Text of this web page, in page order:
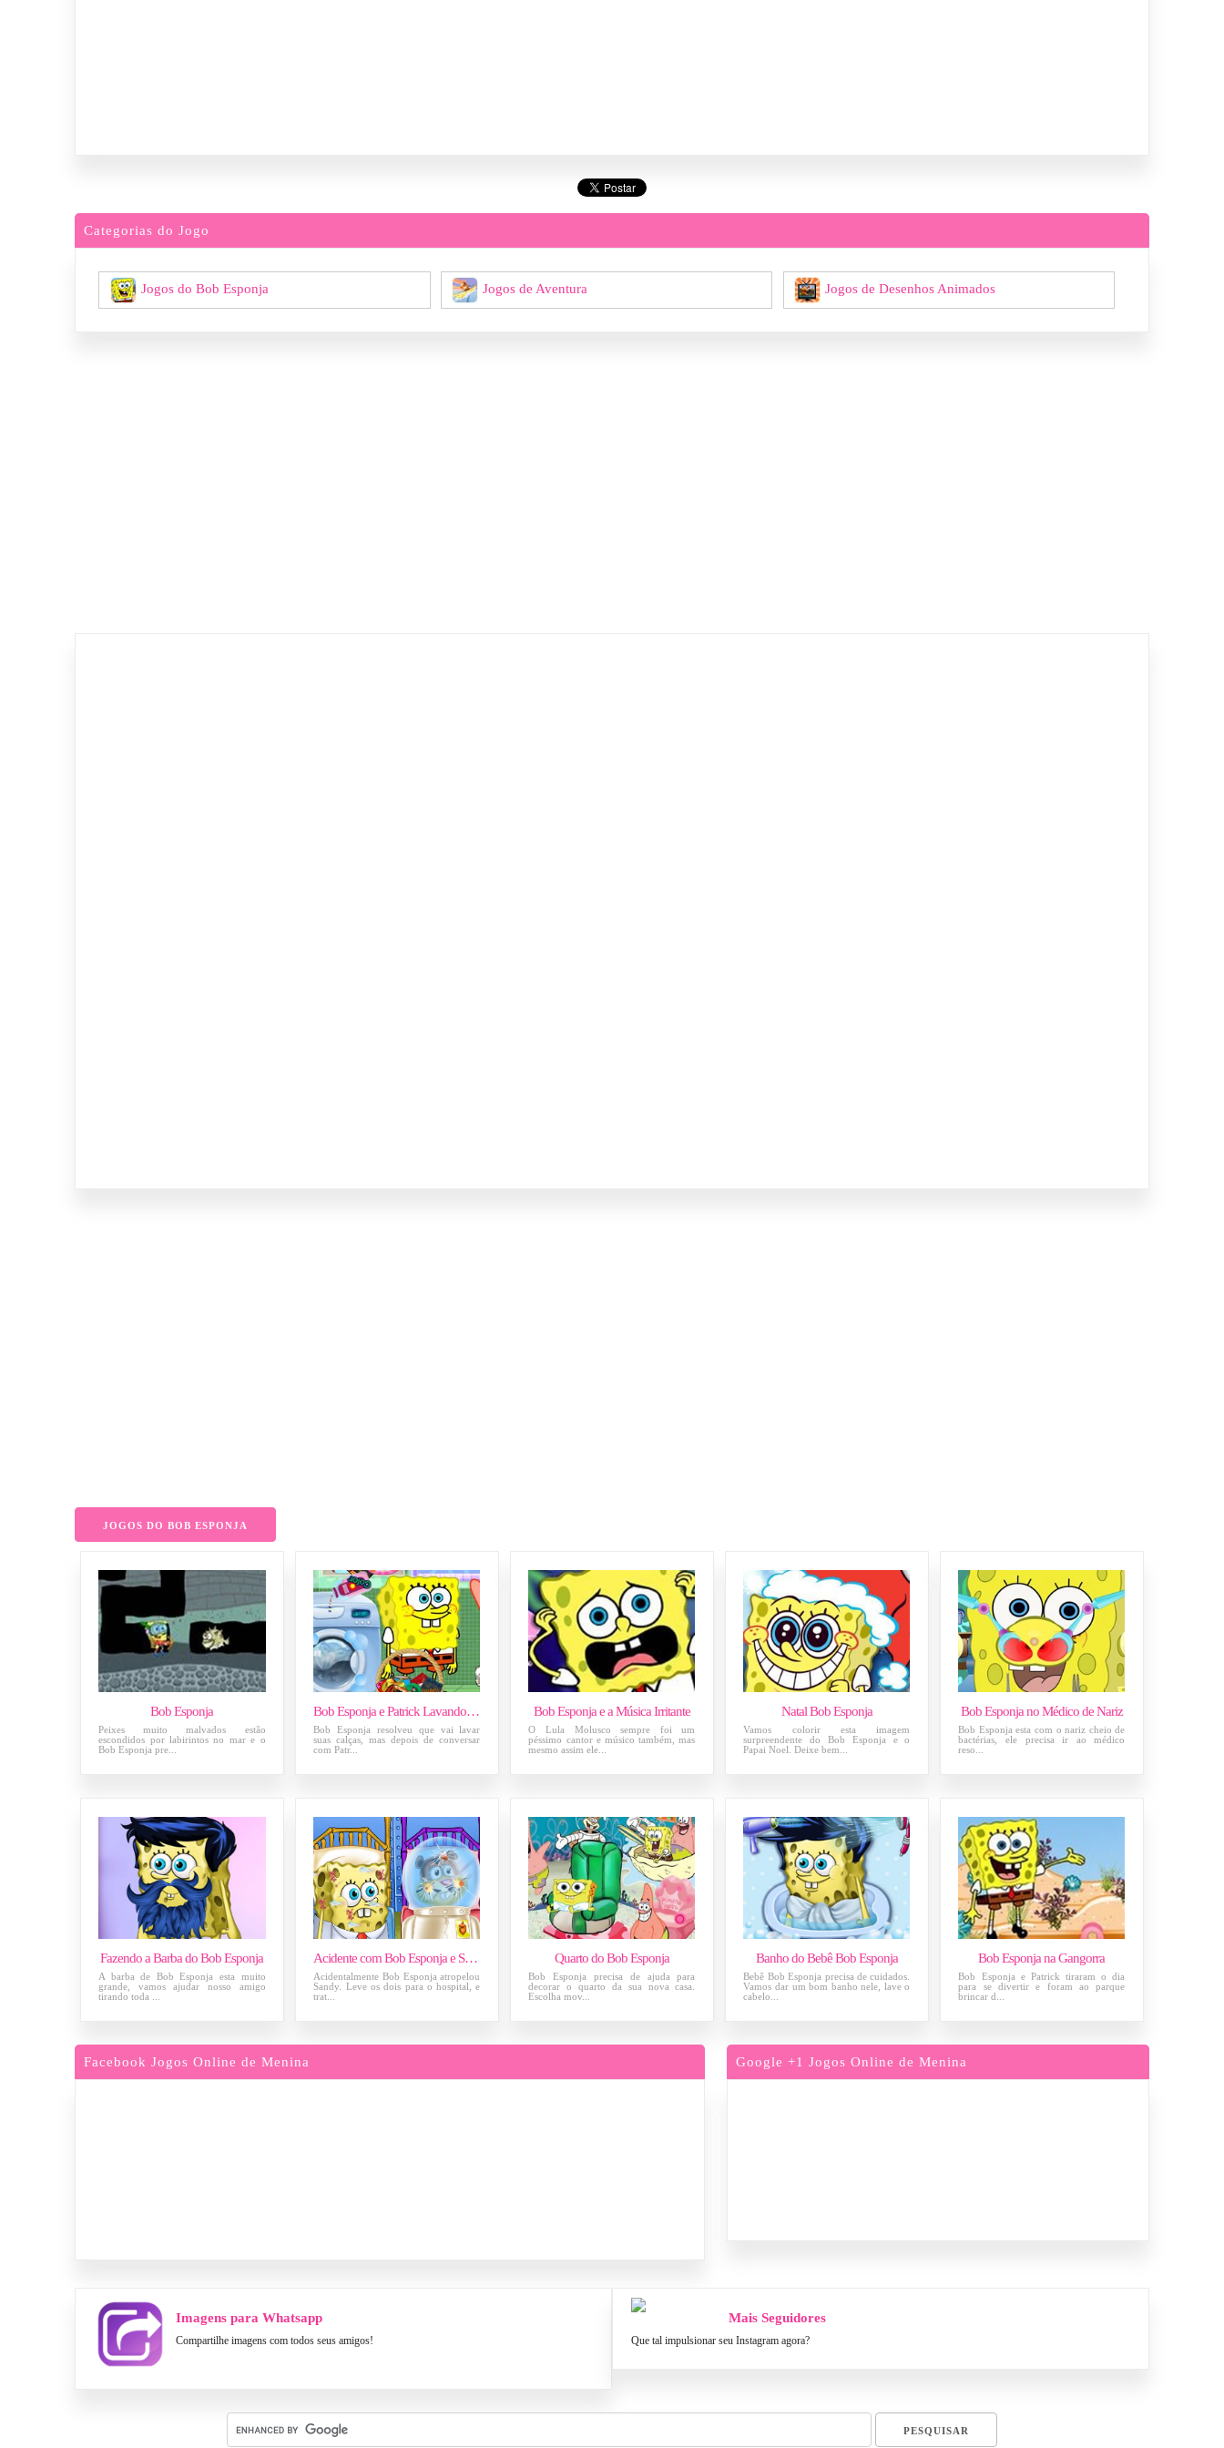
Categorias do Jogo
Jogos do Bob Esponja Jogos de Aventura Jogos de Desenhos Animados
JOGOS DO BOB ESPONJA
Bob Esponja
Peixes muito malvados estão
escondidos por labirintos no mar e o
Bob Esponja pre...
Bob Esponja e Patrick Lavando Roupa
Bob Esponja resolveu que vai lavar
suas calças, mas depois de conversar
com Patr...
Bob Esponja e a Música Irritante
O Lula Molusco sempre foi um
péssimo cantor e músico também, mas
mesmo assim ele...
Natal Bob Esponja
Vamos colorir esta imagem
surpreendente do Bob Esponja e o
Papai Noel. Deixe bem...
Bob Esponja no Médico de Nariz
Bob Esponja esta com o nariz cheio de
bactérias, ele precisa ir ao médico
reso...
Fazendo a Barba do Bob Esponja
A barba de Bob Esponja esta muito
grande, vamos ajudar nosso amigo
tirando toda ...
Acidente com Bob Esponja e Sandy
Acidentalmente Bob Esponja atropelou
Sandy. Leve os dois para o hospital, e
trat...
Quarto do Bob Esponja
Bob Esponja precisa de ajuda para
decorar o quarto da sua nova casa.
Escolha mov...
Banho do Bebê Bob Esponja
Bebê Bob Esponja precisa de cuidados.
Vamos dar um bom banho nele, lave o
cabelo...
Bob Esponja na Gangorra
Bob Esponja e Patrick tiraram o dia
para se divertir e foram ao parque
brincar d...
Facebook Jogos Online de Menina Google +1 Jogos Online de Menina
Imagens para Whatsapp
Compartilhe imagens com todos seus amigos!
Mais Seguidores
Que tal impulsionar seu Instagram agora?